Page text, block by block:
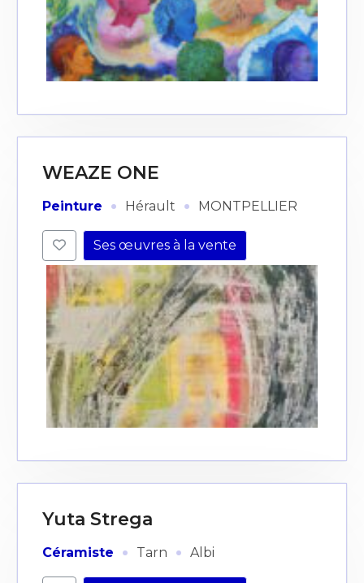
WEAZE ONE
Peinture · Hérault · MONTPELLIER
Ses œuvres à la vente
Yuta Strega
Céramiste · Tarn · Albi